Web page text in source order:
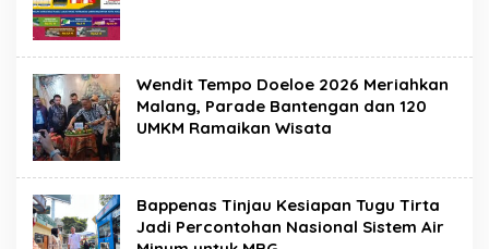
Wendit Tempo Doeloe 2026 Meriahkan
Malang, Parade Bantengan dan 120
UMKM Ramaikan Wisata
Bappenas Tinjau Kesiapan Tugu Tirta
Jadi Percontohan Nasional Sistem Air